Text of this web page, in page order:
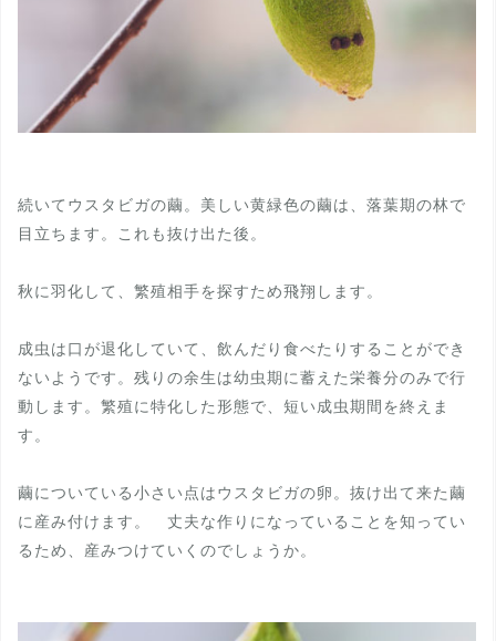
続いてウスタビガの繭。美しい黄緑色の繭は、落葉期の林で
目立ちます。これも抜け出た後。
秋に羽化して、繁殖相手を探すため飛翔します。
成虫は口が退化していて、飲んだり食べたりすることができ
ないようです。残りの余生は幼虫期に蓄えた栄養分のみで行
動します。繁殖に特化した形態で、短い成虫期間を終えま
す。
繭についている小さい点はウスタビガの卵。抜け出て来た繭
に産み付けます。 丈夫な作りになっていることを知ってい
るため、産みつけていくのでしょうか。